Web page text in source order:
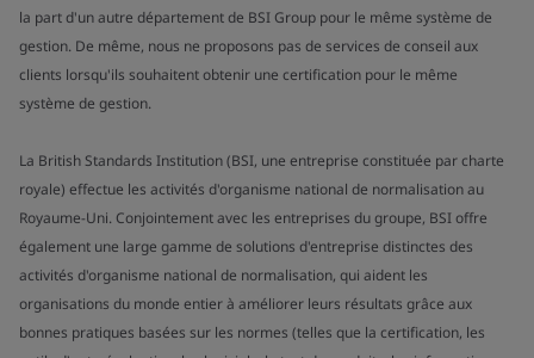
la part d'un autre département de BSI Group pour le même système de
gestion. De même, nous ne proposons pas de services de conseil aux
clients lorsqu'ils souhaitent obtenir une certification pour le même
système de gestion.
La British Standards Institution (BSI, une entreprise constituée par charte
royale) effectue les activités d'organisme national de normalisation au
Royaume-Uni. Conjointement avec les entreprises du groupe, BSI offre
également une large gamme de solutions d'entreprise distinctes des
activités d'organisme national de normalisation, qui aident les
organisations du monde entier à améliorer leurs résultats grâce aux
bonnes pratiques basées sur les normes (telles que la certification, les